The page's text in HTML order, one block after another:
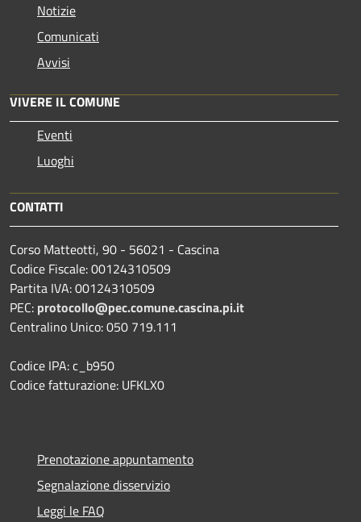
Notizie
Comunicati
Avvisi
VIVERE IL COMUNE
Eventi
Luoghi
CONTATTI
Corso Matteotti, 90 - 56021 - Cascina
Codice Fiscale: 00124310509
Partita IVA: 00124310509
PEC: protocollo@pec.comune.cascina.pi.it
Centralino Unico: 050 719.111
Codice IPA: c_b950
Codice fatturazione: UFKLX0
Prenotazione appuntamento
Segnalazione disservizio
Leggi le FAQ